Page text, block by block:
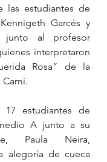
las estudiantes de
Garcés y
junto al profesor
interpretaron
Rosa” de la
Cami.
17 estudiantes de
A junto a su
Paula Neira,
alegoría de cueca